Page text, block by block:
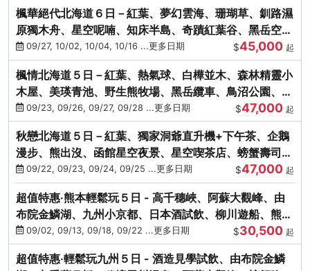
楓華絕代北海道６日－紅葉、夢幻雲海、珊瑚草、釧路濕
原獨木舟、星空呢喃、知床半島、奇蹟紅葉谷、黑岳空中
纜車、旭山動物園
09/27, 10/02, 10/04, 10/16 ...更多日期 $45,000 起
楓情北海道５日－紅葉、熱氣球、白樺並木、森林精靈小
木屋、美瑛青池、野生熊牧場、黑岳纜車、鳥沼公園、紅
葉奇蹟谷、螃蟹吃到飽
09/23, 09/26, 09/27, 09/28 ...更多日期 $47,000 起
秋戀北海道５日－紅葉、獨家洞爺直升機+下午茶、企鵝
漫步、熊出沒、函館星空夜景、星空喫茶店、螃蟹壽司、
海膽、三大螃蟹放題
09/22, 09/23, 09/24, 09/25 ...更多日期 $47,000 起
超值特惠‧熊本輕鬆玩５日 - 高千穗峽、阿蘇大觀峰、由
布院金鱗湖、九州小京都、日本酒試飲、柳川遊船、熊本
城、熊本AEON
09/02, 09/13, 09/18, 09/22 ...更多日期 $30,500 起
超值特惠‧輕鬆玩九州５日 - 酒造見學試飲、由布院金鱗